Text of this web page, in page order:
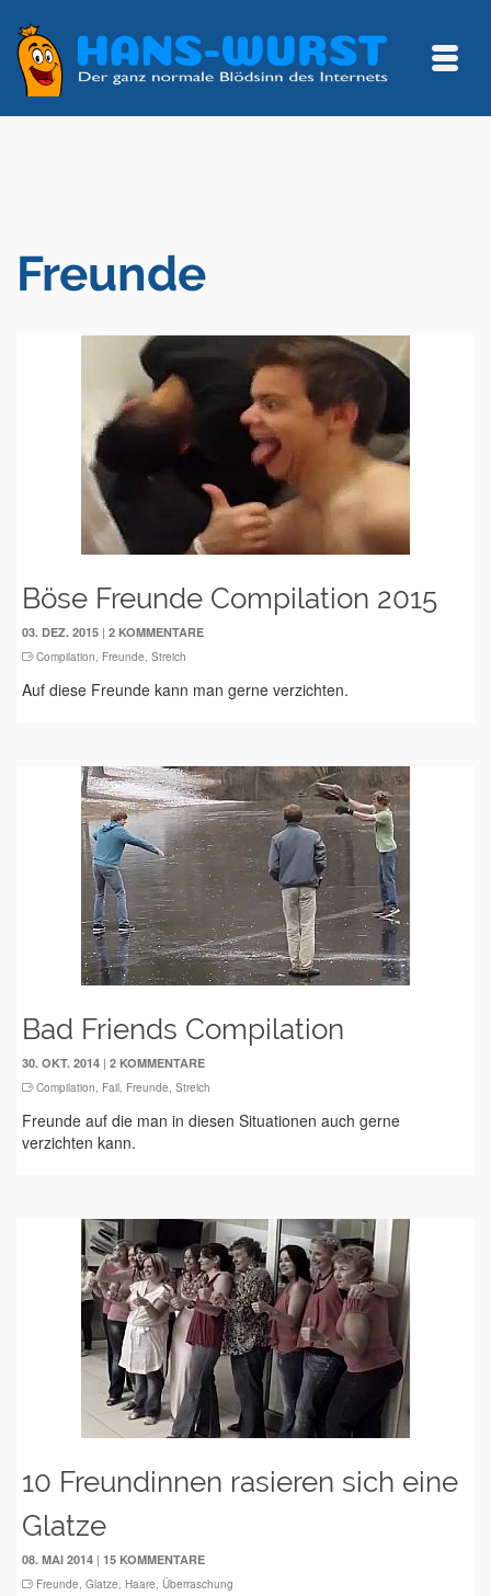
Freunde
Böse Freunde Compilation 2015
03. DEZ. 2015 | 2 KOMMENTARE
Compilation, Freunde, Streich
Auf diese Freunde kann man gerne verzichten.
Bad Friends Compilation
30. OKT. 2014 | 2 KOMMENTARE
Compilation, Fail, Freunde, Streich
Freunde auf die man in diesen Situationen auch gerne
verzichten kann.
10 Freundinnen rasieren sich eine
Glatze
08. MAI 2014 | 15 KOMMENTARE
Freunde, Glatze, Haare, Überraschung